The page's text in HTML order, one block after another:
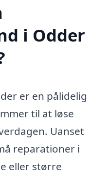
i Odder
er en pålidelig
til at løse
Uanset
reparationer i
eller større